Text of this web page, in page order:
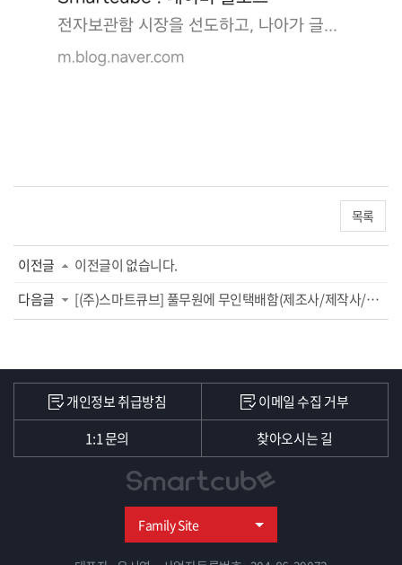
목록
이전글
이전글이 없습니다.
다음글
[(주)스마트큐브] 풀무원에 무인택배함(제조사/제작사/공급사) 설치
개인정보 취급방침
이메일 수집 거부
1:1 문의
찾아오시는 길
Family Site